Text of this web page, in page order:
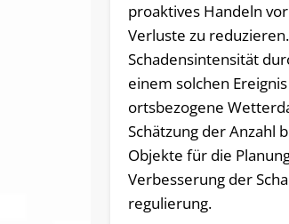
proaktives Handeln
Verluste zu
Schadensintensität
einem solchen
ortsbezogene
Schätzung der Anzahl
Objekte für die
Verbesserung der
regulierung.